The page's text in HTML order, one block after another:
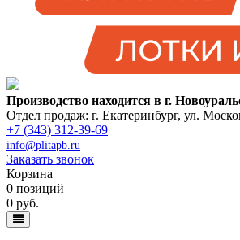
Производство находится в г.
Отдел продаж: г. Екатеринбург, ул.
+7 (343) 312-39-69
info@plitapb.ru
Заказать звонок
Корзина
0 позиций
0 руб.